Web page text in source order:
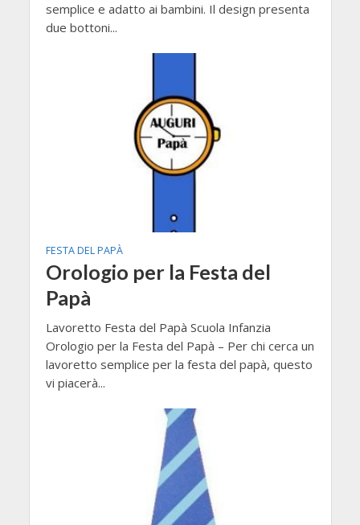
semplice e adatto ai bambini. Il design presenta
due bottoni...
FESTA DEL PAPÀ
Orologio per la Festa del
Papà
Lavoretto Festa del Papà Scuola Infanzia
Orologio per la Festa del Papà – Per chi cerca un
lavoretto semplice per la festa del papà, questo
vi piacerà...